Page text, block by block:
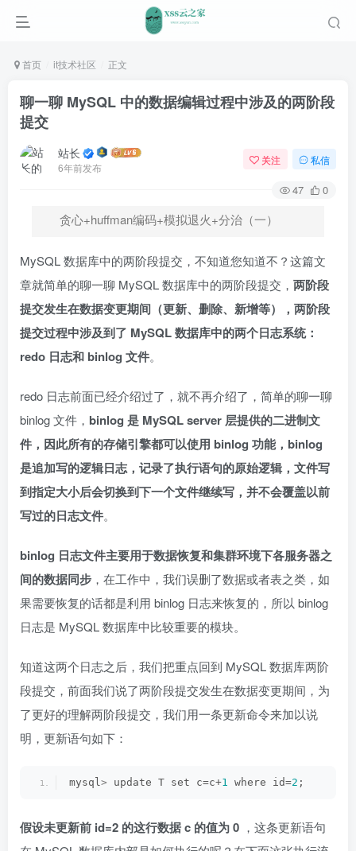
首页 it技术社区 正文
聊一聊 MySQL 中的数据编辑过程中涉及的两阶段
提交
站长
6年前发布
关注 私信
47 0
贪心+huffman编码+模拟退火+分治（一）
MySQL 数据库中的两阶段提交，不知道您知道不？这篇文
章就简单的聊一聊 MySQL 数据库中的两阶段提交， 两阶段
提交发生在数据变更期间（更新、删除、新增等），两阶段
提交过程中涉及到了 MySQL 数据库中的两个日志系统：
redo 日志和 binlog 文件。
redo 日志前面已经介绍过了，就不再介绍了，简单的聊一聊
binlog 文件， binlog 是 MySQL server 层提供的二进制文
件，因此所有的存储引擎都可以使用 binlog 功能，binlog
是追加写的逻辑日志，记录了执行语句的原始逻辑，文件写
到指定大小后会切换到下一个文件继续写，并不会覆盖以前
写过的日志文件。
binlog 日志文件主要用于数据恢复和集群环境下各服务器之
间的数据同步 ，在工作中，我们误删了数据或者表之类，如
果需要恢复的话都是利用 binlog 日志来恢复的，所以 binlog
日志是 MySQL 数据库中比较重要的模块。
知道这两个日志之后，我们把重点回到 MySQL 数据库两阶
段提交，前面我们说了两阶段提交发生在数据变更期间，为
了更好的理解两阶段提交，我们用一条更新命令来加以说
明，更新语句如下：
mysql> update T set c=c+1 where id=2 ;
假设未更新前 id=2 的这行数据 c 的值为 0 ，这条更新语句